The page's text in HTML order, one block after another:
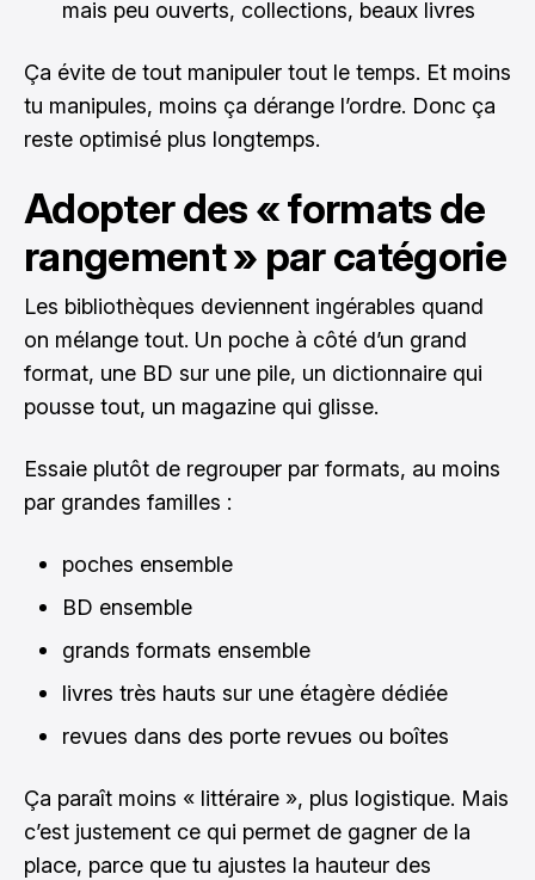
mais peu ouverts, collections, beaux livres
Ça évite de tout manipuler tout le temps. Et moins
tu manipules, moins ça dérange l’ordre. Donc ça
reste optimisé plus longtemps.
Adopter des « formats de
rangement » par catégorie
Les bibliothèques deviennent ingérables quand
on mélange tout. Un poche à côté d’un grand
format, une BD sur une pile, un dictionnaire qui
pousse tout, un magazine qui glisse.
Essaie plutôt de regrouper par formats, au moins
par grandes familles :
poches ensemble
BD ensemble
grands formats ensemble
livres très hauts sur une étagère dédiée
revues dans des porte revues ou boîtes
Ça paraît moins « littéraire », plus logistique. Mais
c’est justement ce qui permet de gagner de la
place, parce que tu ajustes la hauteur des